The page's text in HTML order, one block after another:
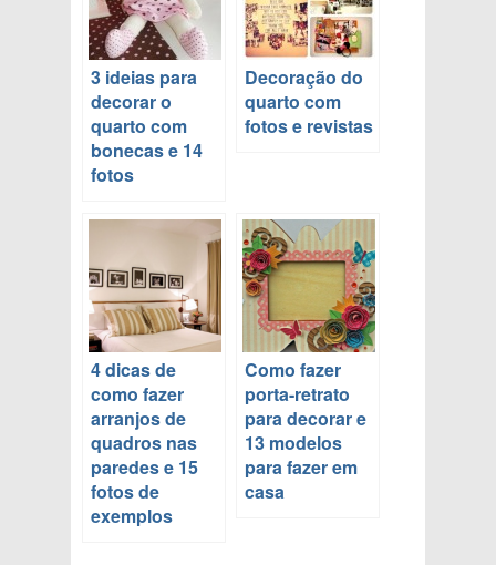
3 ideias para
decorar o
quarto com
bonecas e 14
fotos
Decoração do
quarto com
fotos e revistas
4 dicas de
como fazer
arranjos de
quadros nas
paredes e 15
fotos de
exemplos
Como fazer
porta-retrato
para decorar e
13 modelos
para fazer em
casa